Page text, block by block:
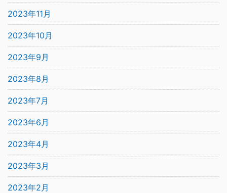
2023年11月
2023年10月
2023年9月
2023年8月
2023年7月
2023年6月
2023年4月
2023年3月
2023年2月